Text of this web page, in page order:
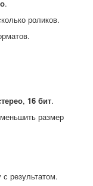
.
роликов.
, 16 бит.
размер
результатом.